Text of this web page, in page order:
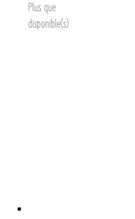
Plus que
disponible(s)